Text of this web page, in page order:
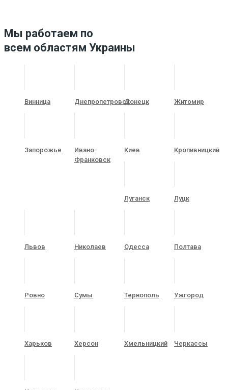
Мы работаем по
всем областям Украины
Винница ДнепропетровскДонецк Житомир
Запорожье
Ивано-
Франковск
Киев Кропивницкий
Луганск Луцк
Львов Николаев Одесса Полтава
Ровно Сумы Тернополь Ужгород
Харьков Херсон Хмельницкий Черкассы